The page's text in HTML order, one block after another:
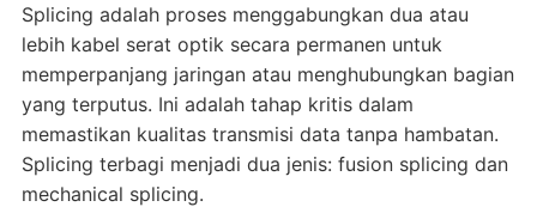
Splicing adalah proses menggabungkan dua atau
lebih kabel serat optik secara permanen untuk
memperpanjang jaringan atau menghubungkan bagian
yang terputus. Ini adalah tahap kritis dalam
memastikan kualitas transmisi data tanpa hambatan.
Splicing terbagi menjadi dua jenis: fusion splicing dan
mechanical splicing.